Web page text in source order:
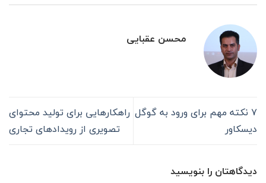
محسن عقبایی
۷ نکته مهم برای ورود به گوگل
دیسکاور
راهکارهایی برای تولید محتوا‌ی
تصویری از رویدادهای تجاری
دیدگاهتان را بنویسید